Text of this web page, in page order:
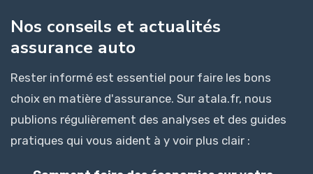
Nos conseils et actualités
assurance auto
Rester informé est essentiel pour faire les bons
choix en matière d'assurance. Sur atala.fr, nous
publions régulièrement des analyses et des guides
pratiques qui vous aident à y voir plus clair :